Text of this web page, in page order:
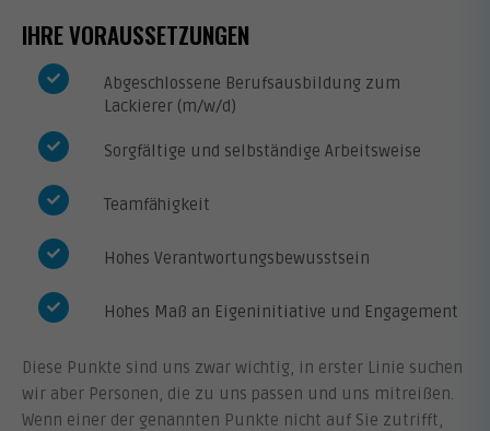
IHRE VORAUSSETZUNGEN
Abgeschlossene Berufsausbildung zum
Lackierer (m/w/d)
Sorgfältige und selbständige Arbeitsweise
Teamfähigkeit
Hohes Verantwortungsbewusstsein
Hohes Maß an Eigeninitiative und Engagement
Diese Punkte sind uns zwar wichtig, in erster Linie suchen
wir aber Personen, die zu uns passen und uns mitreißen.
Wenn einer der genannten Punkte nicht auf Sie zutrifft,